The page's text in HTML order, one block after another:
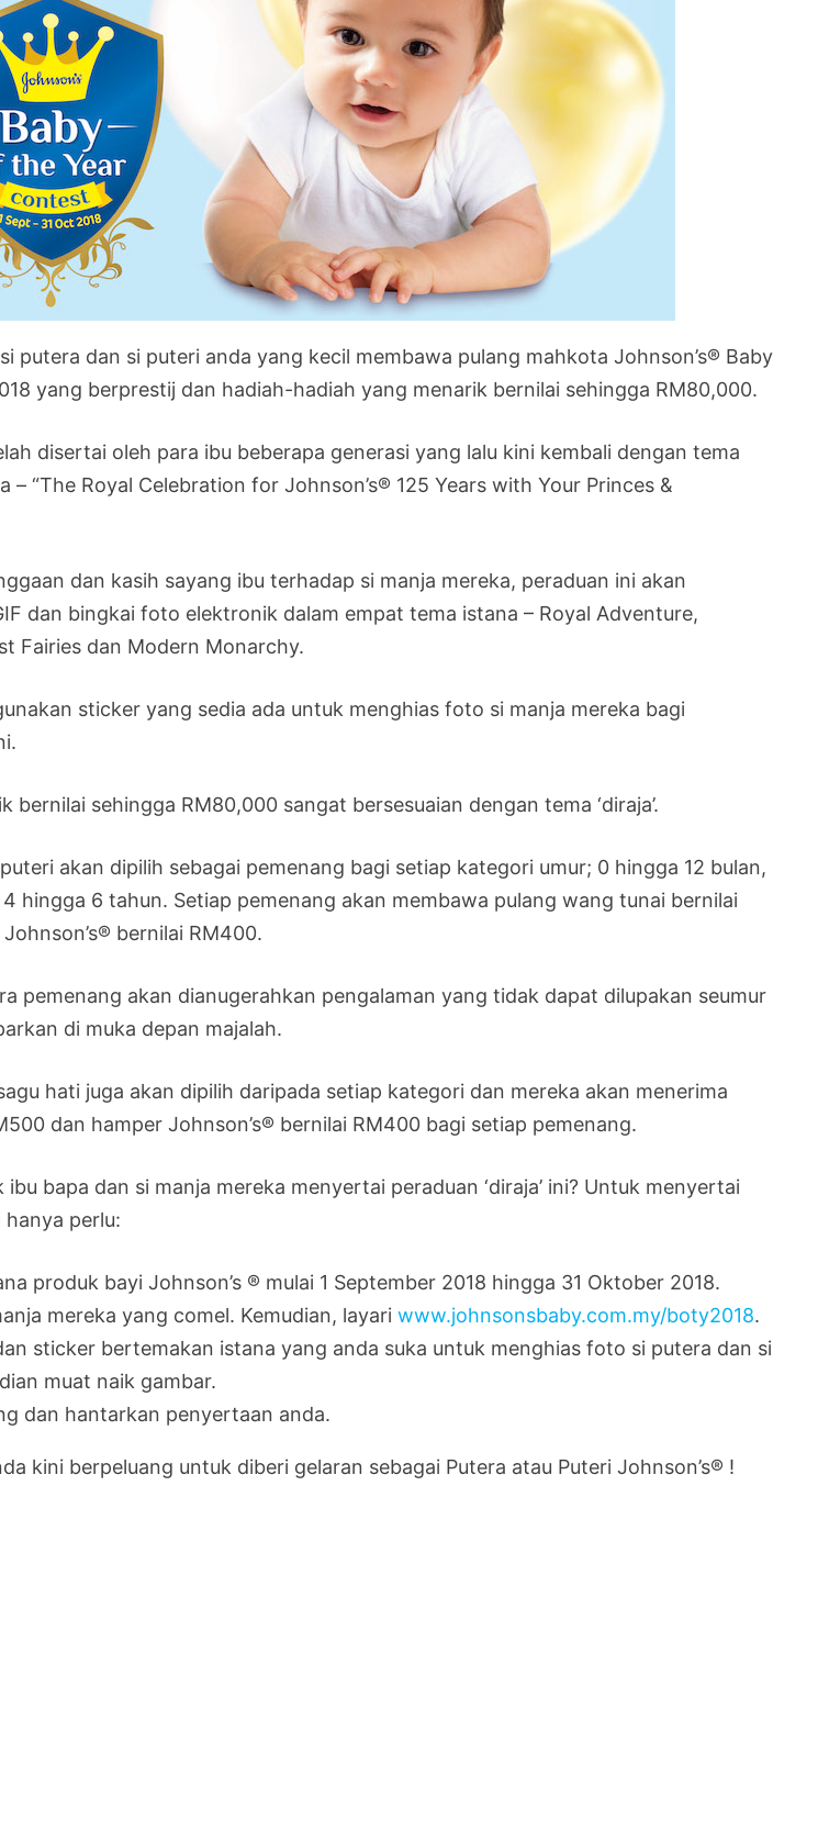
putera dan si puteri anda yang kecil membawa pulang mahkota Johnson’s® Baby
yang berprestij dan hadiah-hadiah yang menarik bernilai sehingga RM80,000.
disertai oleh para ibu beberapa generasi yang lalu kini kembali dengan tema
– “The Royal Celebration for Johnson’s® 125 Years with Your Princes &
dan kasih sayang ibu terhadap si manja mereka, peraduan ini akan
dan bingkai foto elektronik dalam empat tema istana – Royal Adventure,
Fairies dan Modern Monarchy.
sticker yang sedia ada untuk menghias foto si manja mereka bagi
bernilai sehingga RM80,000 sangat bersesuaian dengan tema ‘diraja’.
akan dipilih sebagai pemenang bagi setiap kategori umur; 0 hingga 12 bulan,
hingga 6 tahun. Setiap pemenang akan membawa pulang wang tunai bernilai
bernilai RM400.
pemenang akan dianugerahkan pengalaman yang tidak dapat dilupakan seumur
di muka depan majalah.
hati juga akan dipilih daripada setiap kategori dan mereka akan menerima
dan hamper Johnson’s® bernilai RM400 bagi setiap pemenang.
bapa dan si manja mereka menyertai peraduan ‘diraja’ ini? Untuk menyertai
hanya perlu:
produk bayi Johnson’s ® mulai 1 September 2018 hingga 31 Oktober 2018.
mereka yang comel. Kemudian, layariwww.johnsonsbaby.com.my/boty2018.
sticker bertemakan istana yang anda suka untuk menghias foto si putera dan si
muat naik gambar.
dan hantarkan penyertaan anda.
kini berpeluang untuk diberi gelaran sebagai Putera atau Puteri Johnson’s® !